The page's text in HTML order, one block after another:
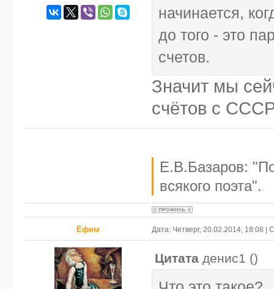
начинается,
до того - это
счетов.
Значит мы
счётов с
Е.В.Базаров:
всякого поэта".
Ефим Дата: Четверг, 20.02.2014, 18:08
Цитата денис1 ()